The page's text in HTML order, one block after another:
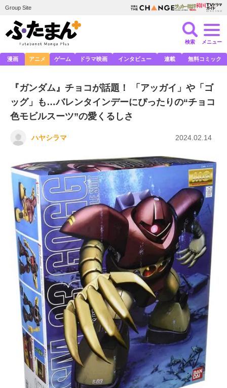
Group Site
検索 メニュー
漫画 アニメ ゲーム ドラマ映画 インタビュー 連載 無料コミック
『ガンダム』チョコが話題！ 「アッガイ」や「ゴ
ッグ」も…バレンタインデーにぴったりの“チョコ
色モビルスーツ”の愛くるしさ
ハヤシラマ 2024.02.14